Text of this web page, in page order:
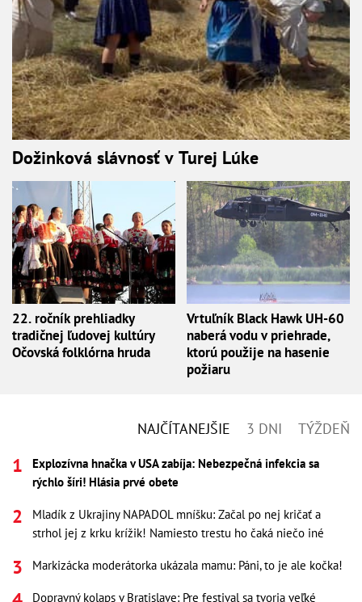
Dožinková slávnosť v Turej Lúke
22. ročník prehliadky
tradičnej ľudovej kultúry
Očovská folklórna hruda
Vrtuľník Black Hawk UH-60
naberá vodu v priehrade,
ktorú použije na hasenie
požiaru
NAJČÍTANEJŠIE 3 DNI TÝŽDEŇ
Explozívna hnačka v USA zabíja: Nebezpečná infekcia sa
rýchlo šíri! Hlásia prvé obete
Mladík z Ukrajiny NAPADOL mníšku: Začal po nej kričať a
strhol jej z krku krížik! Namiesto trestu ho čaká niečo iné
Markizácka moderátorka ukázala mamu: Páni, to je ale kočka!
Dopravný kolaps v Bratislave: Pre festival sa tvoria veľké